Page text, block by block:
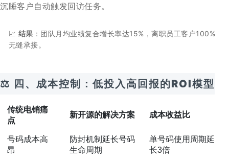
沉睡客户自动触发回访任务。
📈 结果 ：团队月均业绩复合增长率达15%，离职员工客户100%
无缝承接。
⚖️ 四、 成本控制：低投入高回报的ROI模型
传统电销痛
点
新开源的解决方案 成本收益比
号码成本高
昂
防封机制延长号码
生命周期
单号码使用周期延
长3倍